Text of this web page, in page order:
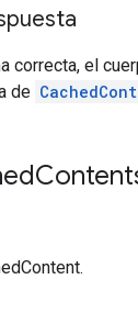
correcta, el
de